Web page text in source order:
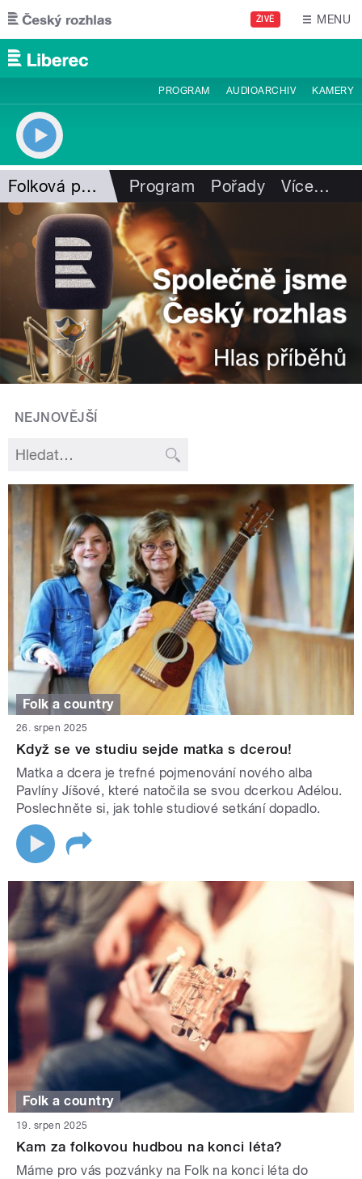
Přejít k hlavnímu obsahu
ŽIVĚ MENU
PROGRAM AUDIOARCHIV KAMERY
Folková pohlazení Program Pořady Více…
NEJNOVĚJŠÍ
Folk a country
26. srpen 2025
Když se ve studiu sejde matka s dcerou!
Matka a dcera je trefné pojmenování nového alba
Pavlíny Jíšové, které natočila se svou dcerkou Adélou.
Poslechněte si, jak tohle studiové setkání dopadlo.
Folk a country
19. srpen 2025
Kam za folkovou hudbou na konci léta?
Máme pro vás pozvánky na Folk na konci léta do